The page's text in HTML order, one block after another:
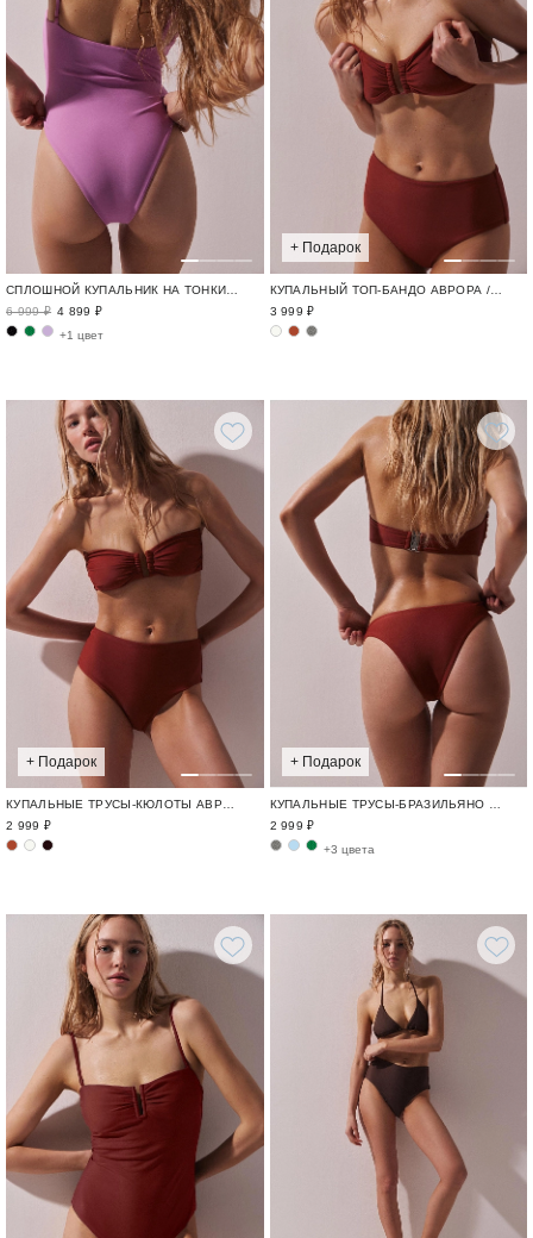
СПЛОШНОЙ КУПАЛЬНИК НА ТОНКИХ БРЕТЕЛЯХ КУПАЛЬНИКИ АВРОРА / BASE
6 999 ₽ 4 899 ₽
+1 цвет
+ Подарок
КУПАЛЬНЫЙ ТОП-БАНДО АВРОРА / SWIM BASE
3 999 ₽
+ Подарок
2 999 ₽
+ Подарок
2 999 ₽
+3 цвета